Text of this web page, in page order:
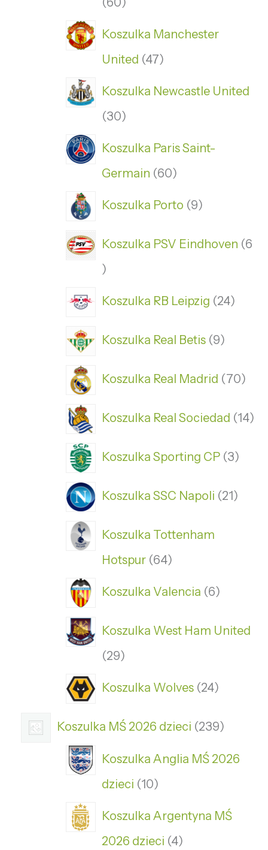
Koszulka Manchester
United 47
Koszulka Newcastle United
30
Koszulka Paris Saint-
Germain 60
Koszulka Porto 9
Koszulka PSV Eindhoven 6
Koszulka RB Leipzig 24
Koszulka Real Betis 9
Koszulka Real Madrid 70
Koszulka Real Sociedad 14
Koszulka Sporting CP 3
Koszulka SSC Napoli 21
Koszulka Tottenham
Hotspur 64
Koszulka Valencia 6
Koszulka West Ham United
29
Koszulka Wolves 24
Koszulka MŚ 2026 dzieci 239
Koszulka Anglia MŚ 2026
dzieci 10
Koszulka Argentyna MŚ
2026 dzieci 4